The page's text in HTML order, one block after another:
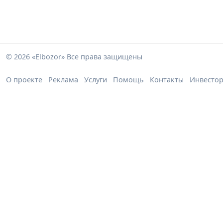
© 2026 «Elbozor» Все права защищены
О проекте Реклама Услуги Помощь Контакты